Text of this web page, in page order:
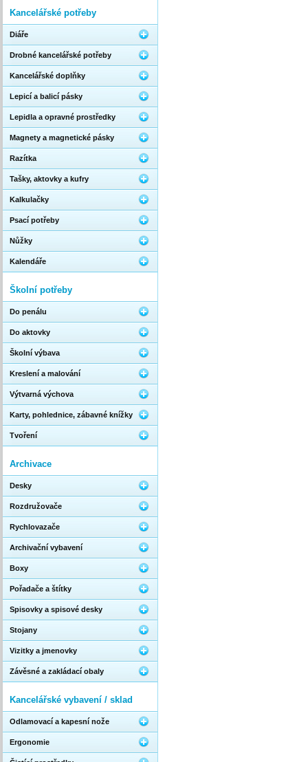
Kancelářské potřeby
Diáře
Drobné kancelářské potřeby
Kancelářské doplňky
Lepicí a balicí pásky
Lepidla a opravné prostředky
Magnety a magnetické pásky
Razítka
Tašky, aktovky a kufry
Kalkulačky
Psací potřeby
Nůžky
Kalendáře
Školní potřeby
Do penálu
Do aktovky
Školní výbava
Kreslení a malování
Výtvarná výchova
Karty, pohlednice, zábavné knížky
Tvoření
Archivace
Desky
Rozdružovače
Rychlovazače
Archivační vybavení
Boxy
Pořadače a štítky
Spisovky a spisové desky
Stojany
Vizitky a jmenovky
Závěsné a zakládací obaly
Kancelářské vybavení / sklad
Odlamovací a kapesní nože
Ergonomie